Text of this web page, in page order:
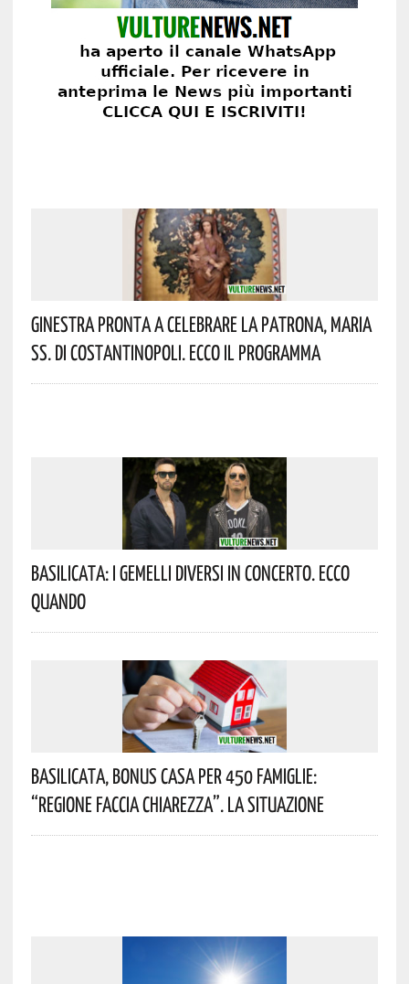
Ginestra Pronta A Celebrare La Patrona, Maria
SS. Di Costantinopoli. Ecco Il Programma
Basilicata: I Gemelli DiVersi In Concerto. Ecco
Quando
Basilicata, Bonus Casa Per 450 Famiglie:
“Regione Faccia Chiarezza”. La Situazione